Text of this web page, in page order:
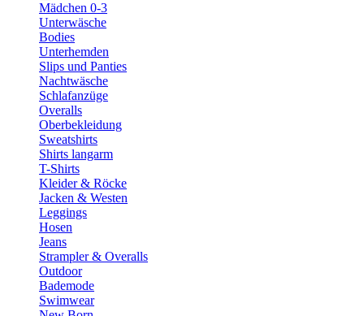
Mädchen 0-3
Unterwäsche
Bodies
Unterhemden
Slips und Panties
Nachtwäsche
Schlafanzüge
Overalls
Oberbekleidung
Sweatshirts
Shirts langarm
T-Shirts
Kleider & Röcke
Jacken & Westen
Leggings
Hosen
Jeans
Strampler & Overalls
Outdoor
Bademode
Swimwear